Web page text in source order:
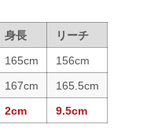
身長
リーチ
165cm
156cm
167cm
165.5cm
2cm 9.5cm